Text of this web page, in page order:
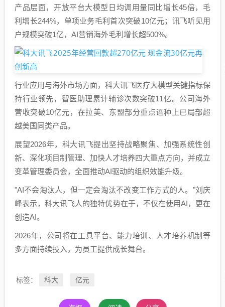
产品层面，开放平台大模型日均调用量同比增长45倍，毛
利增长244%，单项业务毛利首次突破10亿元；讯飞听见用
户规模突破1亿，AI营销海外毛利增长超500%。
行业应用与海外市场方面，科大讯飞医疗大模型关键指标保
持行业领先，智医助理累计辅诊次数突破11亿。公司海外
营收突破10亿元，在拉美、东盟部分重点语种上已局部超
越美国同类产品。
展望2026年，科大讯飞提出坚持战略聚焦、加强系统性创
新、深化项目制管理、加快人才培养四大重点方向，并成立
变革管理委员会，全面推动AI驱动的组织效能升级。
"AI不会淘汰人，但一定会淘汰不改变工作方式的人。"刘庆
峰表示，科大讯飞人的独特优势在于，不仅在使用AI，更在
创造AI。
2026年，公司将在工具平台、能力培训、人才培养机制等
多方面持续投入，为员工提供成长舞台。
标签： 科大 亿元